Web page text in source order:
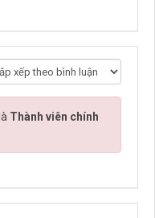
Thành viên chính